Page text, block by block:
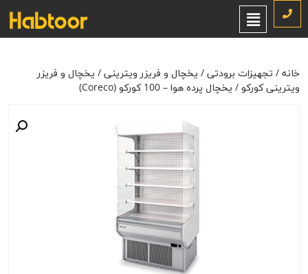
خانه/ تجهیزات برودتی
کورکو/ یخچال پرده هوا – 100 کورکو (Coreco)
خانه / تجهیزات برودتی / یخچال و فریزر ویترینی / یخچال و فریزر
ویترینی کورکو / یخچال پرده هوا – 100 کورکو (Coreco)